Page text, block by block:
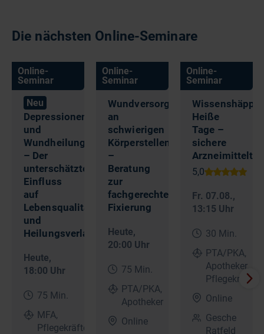
Die nächsten Online-Seminare
Online-
Seminar
Neu
Depressionen
und
Wundheilung
– Der
unterschätzte
Einfluss
auf
Lebensqualität
und
Heilungsverlauf
Heute,
18:00 Uhr
75 Min.
MFA,
Pflegekräfte
Online-
Seminar
Wundversorgung
an
schwierigen
Körperstellen
–
Beratung
zur
fachgerechten
Fixierung
Heute,
20:00 Uhr
75 Min.
PTA/PKA,
Apotheker
Online
Online-
Seminar
Heiße
Tage –
sichere
Fr. 07.08.,
13:15 Uhr
30 Min.
PTA/PKA,
Apotheker,
Pflegekräfte
Online
Gesche
Ratfeld